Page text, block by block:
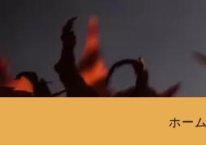
ホーム